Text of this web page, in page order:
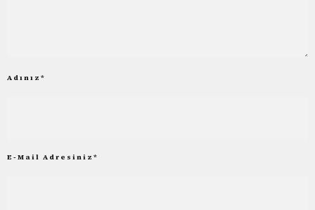
Adınız *
E-Mail Adresiniz *